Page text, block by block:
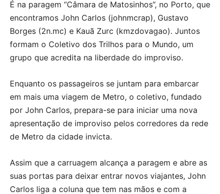
É na paragem “Câmara de Matosinhos”, no Porto, que
encontramos John Carlos (johnmcrap), Gustavo
Borges (2n.mc) e Kauã Zurc (kmzdovagao). Juntos
formam o Coletivo dos Trilhos para o Mundo, um
grupo que acredita na liberdade do improviso.
Enquanto os passageiros se juntam para embarcar
em mais uma viagem de Metro, o coletivo, fundado
por John Carlos, prepara-se para iniciar uma nova
apresentação de improviso pelos corredores da rede
de Metro da cidade invicta.
Assim que a carruagem alcança a paragem e abre as
suas portas para deixar entrar novos viajantes, John
Carlos liga a coluna que tem nas mãos e com a